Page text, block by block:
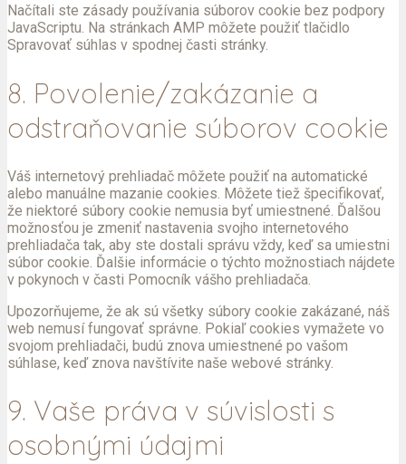
Načítali ste zásady používania súborov cookie bez podpory
JavaScriptu. Na stránkach AMP môžete použiť tlačidlo
Spravovať súhlas v spodnej časti stránky.
8. Povolenie/zakázanie a
odstraňovanie súborov cookie
Váš internetový prehliadač môžete použiť na automatické
alebo manuálne mazanie cookies. Môžete tiež špecifikovať,
že niektoré súbory cookie nemusia byť umiestnené. Ďalšou
možnosťou je zmeniť nastavenia svojho internetového
prehliadača tak, aby ste dostali správu vždy, keď sa umiestni
súbor cookie. Ďalšie informácie o týchto možnostiach nájdete
v pokynoch v časti Pomocník vášho prehliadača.
Upozorňujeme, že ak sú všetky súbory cookie zakázané, náš
web nemusí fungovať správne. Pokiaľ cookies vymažete vo
svojom prehliadači, budú znova umiestnené po vašom
súhlase, keď znova navštívite naše webové stránky.
9. Vaše práva v súvislosti s
osobnými údajmi